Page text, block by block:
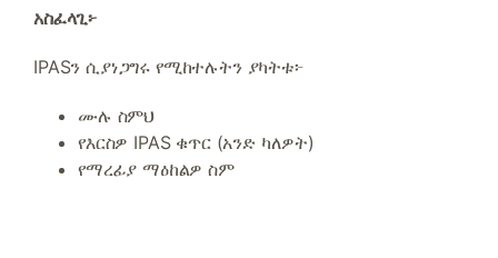
አስፈላጊ፦
IPASን ሲያነጋግሩ የሚከተሉትን ያካትቱ፦
ሙሉ ስምህ
የእርስዎ IPAS ቁጥር (አንድ ካለዎት)
የማረፊያ ማዕከልዎ ስም